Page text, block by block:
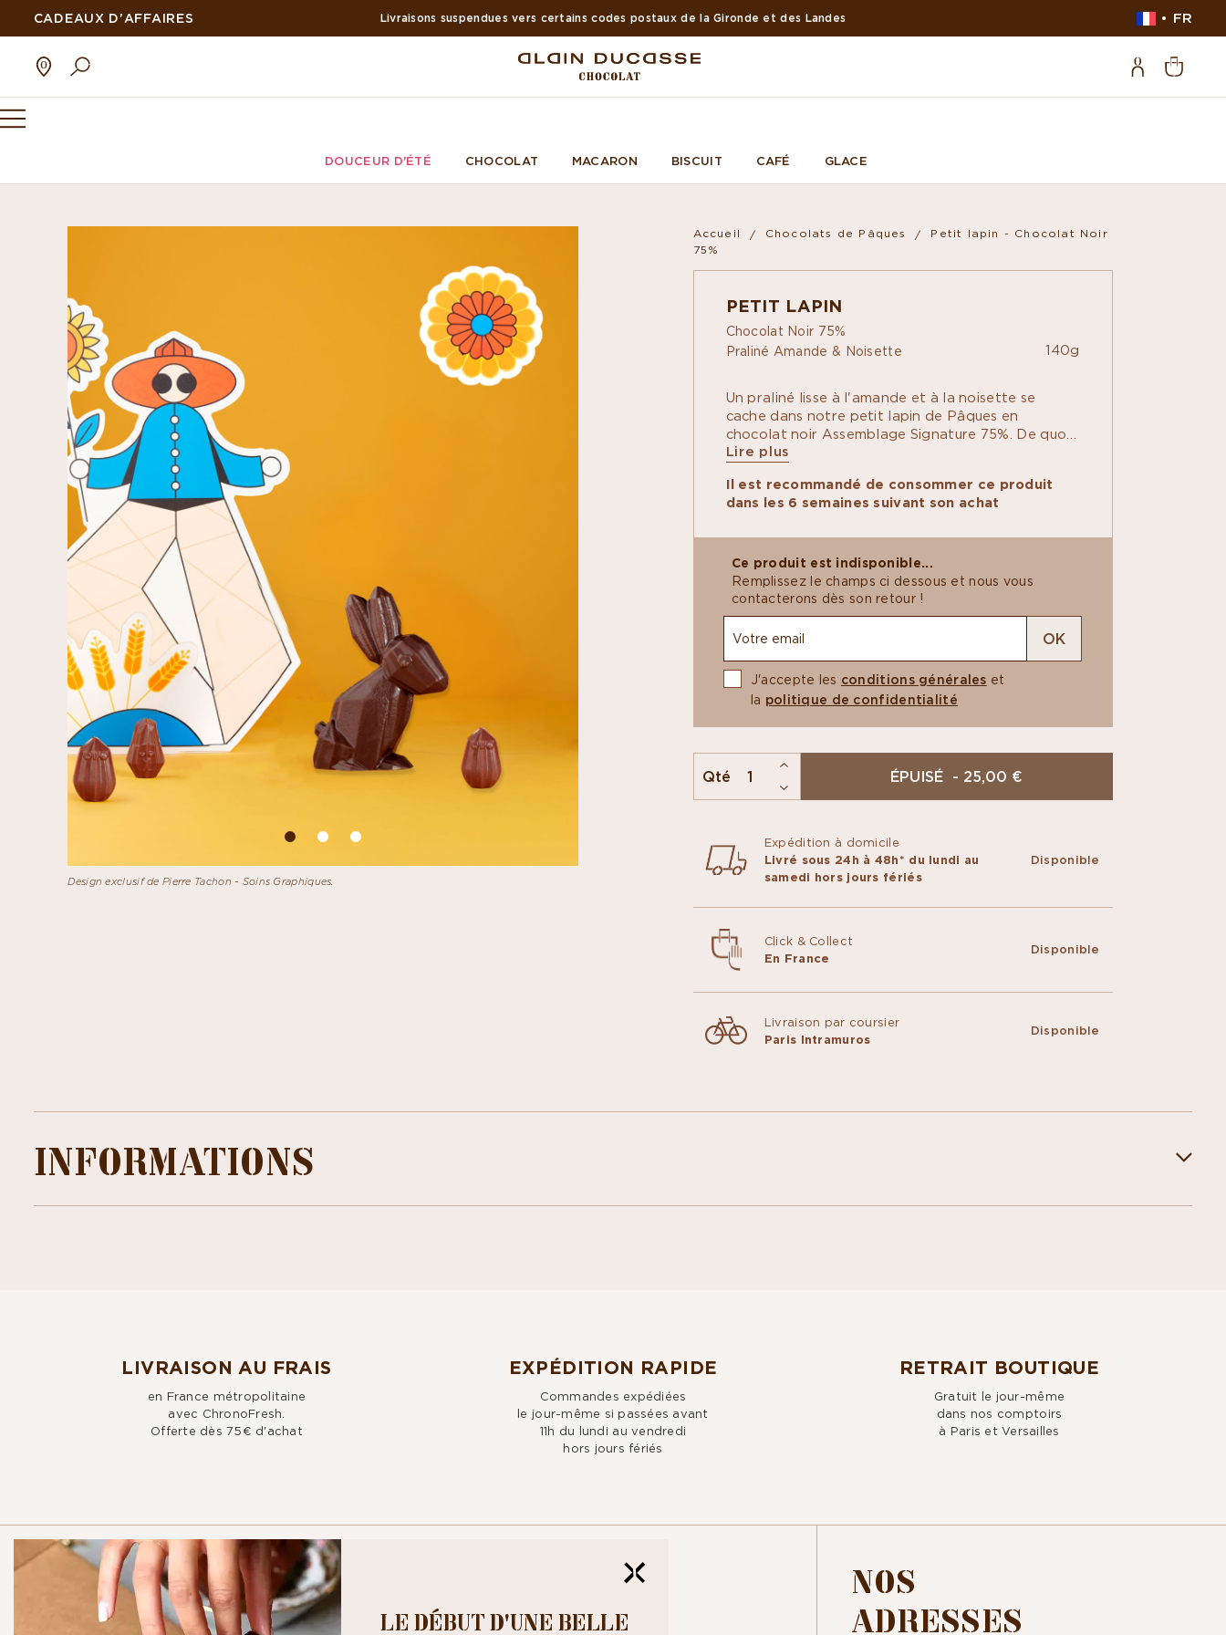
CADEAUX D'AFFAIRES Livraisons suspendues vers certains codes postaux de la Gironde et des Landes FR
DOUCEUR D'ÉTÉ CHOCOLAT MACARON BISCUIT CAFÉ GLACE
Design exclusif de Pierre Tachon - Soins Graphiques.
Accueil Chocolats de Pâques
Petit lapin - Chocolat Noir
75%
PETIT LAPIN
Chocolat Noir 75%
Praliné Amande & Noisette
140g
Un praliné lisse à l'amande et à la noisette se
cache dans notre petit lapin de Pâques en
chocolat noir Assemblage Signature 75%. De quoi
bondir de gourmandise hors de son terrier ! Du
passant par l’étape minutieuse du moulage et la
confection artisanale de nos pralinés à l’ancienne,
Lire plus
Il est recommandé de consommer ce produit
dans les 6 semaines suivant son achat
Ce produit est indisponible...
Remplissez le champs ci dessous et nous vous
contacterons dès son retour !
J'accepte les conditions générales et
la politique de confidentialité
OK
Qté ÉPUISÉ - 25,00 €
Expédition à domicile
Livré sous 24h à 48h* du lundi au
samedi hors jours fériés
Disponible
Click & Collect
En France
Disponible
Livraison par coursier
Paris Intramuros
Disponible
INFORMATIONS
LIVRAISON AU FRAIS
en France métropolitaine
avec ChronoFresh.
Offerte dès 75€ d'achat
EXPÉDITION RAPIDE
Commandes expédiées
le jour-même si passées avant
11h du lundi au vendredi
hors jours fériés
RETRAIT BOUTIQUE
Gratuit le jour-même
dans nos comptoirs
à Paris et Versailles
LE DÉBUT D'UNE BELLE
CROQUEZ NOTRE
NOS
ADRESSES